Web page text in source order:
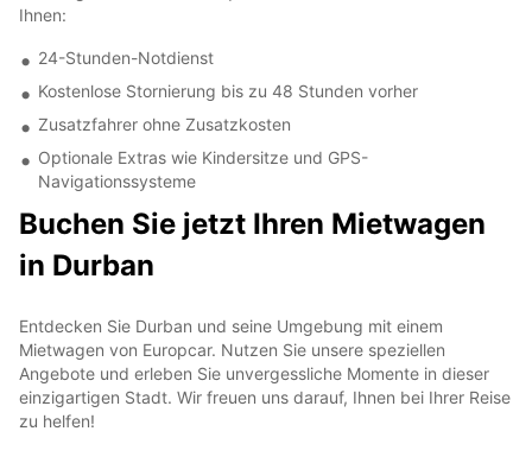
Ihnen:
24-Stunden-Notdienst
Kostenlose Stornierung bis zu 48 Stunden vorher
Zusatzfahrer ohne Zusatzkosten
Optionale Extras wie Kindersitze und GPS-
Navigationssysteme
Buchen Sie jetzt Ihren Mietwagen
in Durban
Entdecken Sie Durban und seine Umgebung mit einem
Mietwagen von Europcar. Nutzen Sie unsere speziellen
Angebote und erleben Sie unvergessliche Momente in dieser
einzigartigen Stadt. Wir freuen uns darauf, Ihnen bei Ihrer Reise
zu helfen!